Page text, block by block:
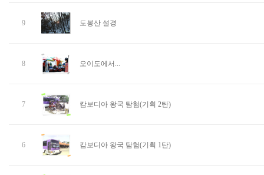
9 도봉산 설경
8 오이도에서...
7 캄보디아 왕국 탐험(기획 2탄)
6 캄보디아 왕국 탐험(기획 1탄)